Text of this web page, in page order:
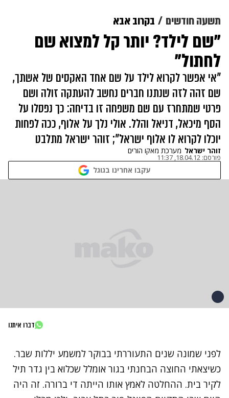
תשעה חודשים בקרוב אבא
"שם לילד? יותר קל למצוא שם
לחתול"
"אי אפשר לקרוא לילד על שם אחד האקסים של אשתך,
שם זהה לזה שנתנו חברים נחשב להעתקה זולה ושם
פרטי שמתחרז עם שם משפחה זו בדיחה: כך נפסלו על
הסף מיכאל, דניאל והלל. אולי נלך על אלוף, ככה לפחות
יוכלו לקרוא לו אלוף ישראל"; זוהר ישראל מתלבט
זוהר ישראל מערכת מאקו הורים
פורסם: 18.04.12, 11:37
עקבו אחרינו בגוגל
דברו איתנו
לפני שמונה שנים התעוררתי בבוקר למשמע יללות שבר.
כשיצאתי החוצה הבחנתי בגור אומלל שכלוא בין גדר תיל
לקיר בית. ההחלטה לאמץ אותו הייתה די ברורה. זה היה